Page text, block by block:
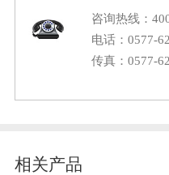
咨询热线：
电话：0577-
传真：0577-
相关产品